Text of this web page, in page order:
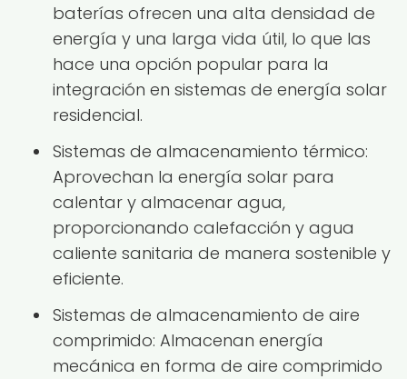
baterías ofrecen una alta densidad de
energía y una larga vida útil, lo que las
hace una opción popular para la
integración en sistemas de energía solar
residencial.
Sistemas de almacenamiento térmico:
Aprovechan la energía solar para
calentar y almacenar agua,
proporcionando calefacción y agua
caliente sanitaria de manera sostenible y
eficiente.
Sistemas de almacenamiento de aire
comprimido: Almacenan energía
mecánica en forma de aire comprimido